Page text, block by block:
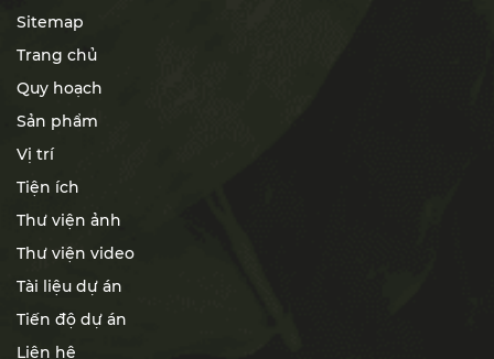
Sitemap
Trang chủ
Quy hoạch
Sản phẩm
Vị trí
Tiện ích
Thư viện ảnh
Thư viện video
Tài liệu dự án
Tiến độ dự án
Liên hệ